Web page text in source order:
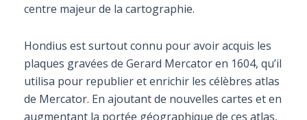
centre majeur de la cartographie.
Hondius est surtout connu pour avoir acquis les
plaques gravées de Gerard Mercator en 1604, qu’il
utilisa pour republier et enrichir les célèbres atlas
de Mercator. En ajoutant de nouvelles cartes et en
augmentant la portée géographique de ces atlas,